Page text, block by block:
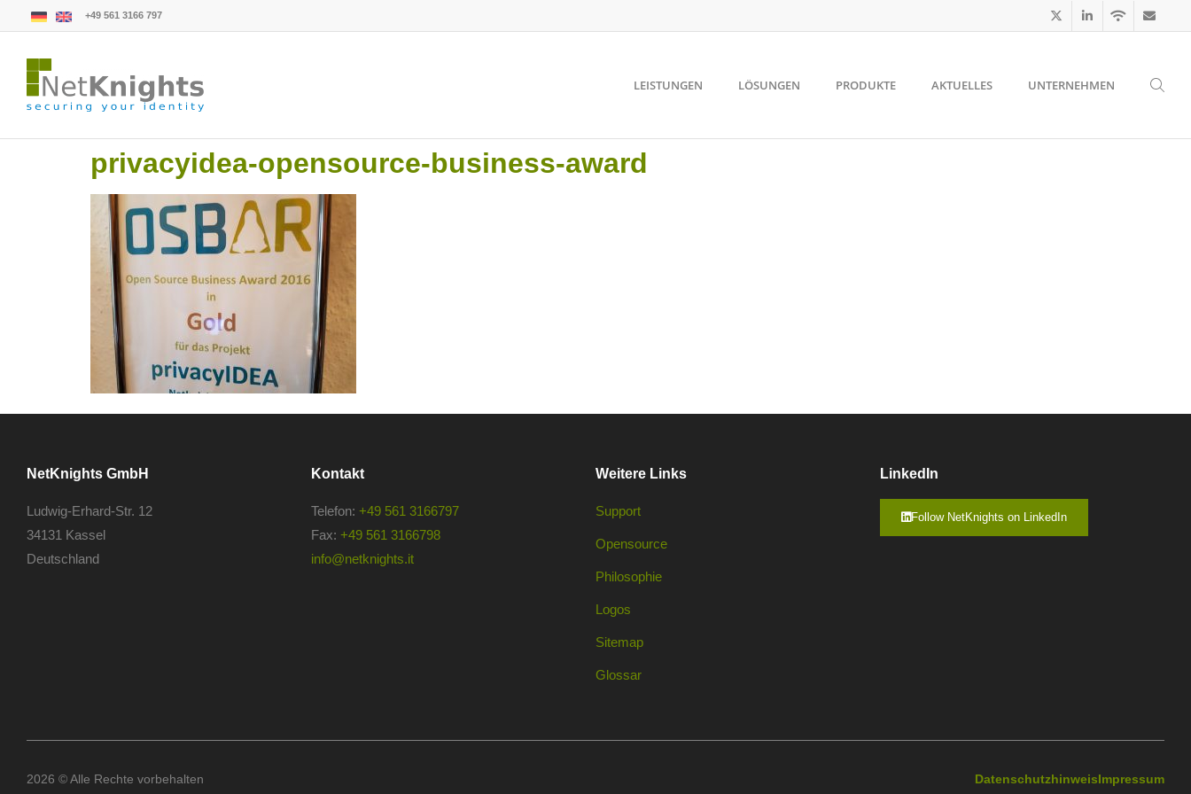
+49 561 3166 797
LEISTUNGEN LÖSUNGEN PRODUKTE AKTUELLES UNTERNEHMEN
privacyidea-opensource-business-award
NetKnights GmbH
Ludwig-Erhard-Str. 12
34131 Kassel
Deutschland
Kontakt
Telefon: +49 561 3166797
Fax: +49 561 3166798
info@netknights.it
Weitere Links
Support
Opensource
Philosophie
Logos
Sitemap
Glossar
LinkedIn
Follow NetKnights on LinkedIn
2026 © Alle Rechte vorbehalten DatenschutzhinweisImpressum